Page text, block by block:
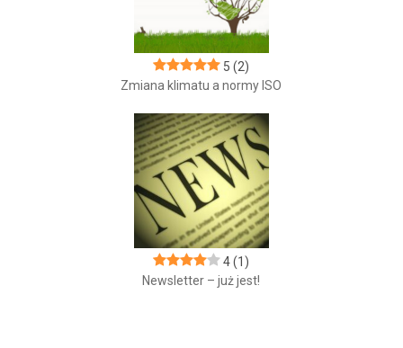
5 (2)
Zmiana klimatu a normy ISO
4 (1)
Newsletter – już jest!